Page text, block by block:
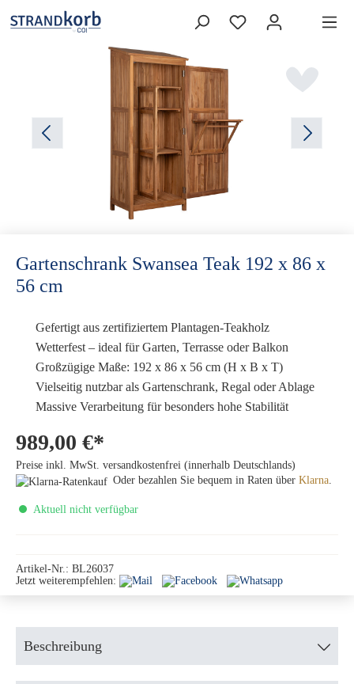
Gartenschrank Swansea Teak 192 x 86 x
56 cm
Gefertigt aus zertifiziertem Plantagen-Teakholz
Wetterfest – ideal für Garten, Terrasse oder Balkon
Großzügige Maße: 192 x 86 x 56 cm (H x B x T)
Vielseitig nutzbar als Gartenschrank, Regal oder Ablage
Massive Verarbeitung für besonders hohe Stabilität
989,00 €*
Preise inkl. MwSt. versandkostenfrei (innerhalb Deutschlands)
Oder bezahlen Sie bequem in Raten über Klarna.
Aktuell nicht verfügbar
Artikel-Nr.: BL26037
Jetzt weiterempfehlen:
Beschreibung